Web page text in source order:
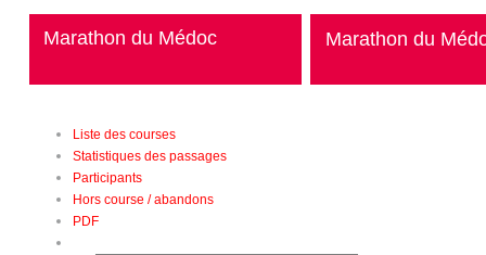
Marathon du Médoc Marathon du
Liste des courses
Statistiques des passages
Participants
Hors course / abandons
PDF